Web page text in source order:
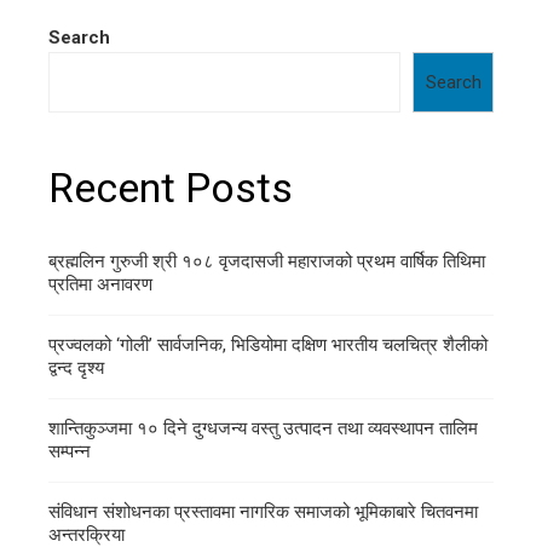
Search
Search
Recent Posts
ब्रह्मलिन गुरुजी श्री १०८ वृजदासजी महाराजको प्रथम वार्षिक तिथिमा
प्रतिमा अनावरण
प्रज्वलको ‘गोली’ सार्वजनिक, भिडियोमा दक्षिण भारतीय चलचित्र शैलीको
द्वन्द दृश्य
शान्तिकुञ्जमा १० दिने दुग्धजन्य वस्तु उत्पादन तथा व्यवस्थापन तालिम
सम्पन्न
संविधान संशोधनका प्रस्तावमा नागरिक समाजको भूमिकाबारे चितवनमा
अन्तरक्रिया